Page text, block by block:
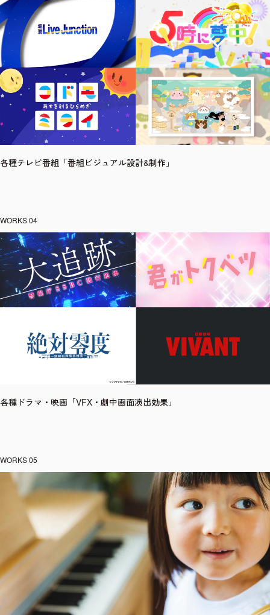
各種テレビ番組「番組ビジュアル設計&制作」
各種ドラマ・映画「VFX・劇中画面演出効果」